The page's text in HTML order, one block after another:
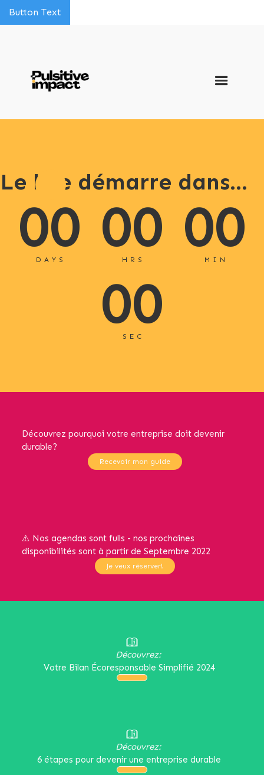
Button Text
Le live démarre dans...
00
DAYS 00
HRS 00
MIN
00
SEC
Découvrez pourquoi votre entreprise doit devenir
durable?
Recevoir mon guide
⚠️ Nos agendas sont fulls - nos prochaines
disponibilités sont à partir de Septembre 2022
Je veux réserver!
Découvrez:
Votre Bilan Écoresponsable Simplifié 2024
Découvrez:
6 étapes pour devenir une entreprise durable